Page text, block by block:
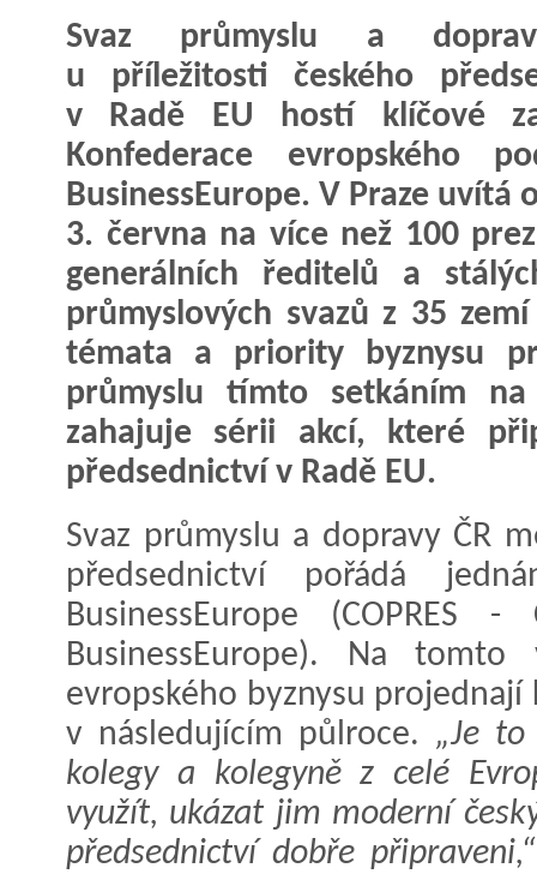
Svaz průmyslu a
u příležitosti českého
v Radě EU hostí klíčové
Konfederace evropského
BusinessEurope. V Praze uvítá
3. června na více než 100
generálních ředitelů a
průmyslových svazů z 35
témata a priority byznysu
průmyslu tímto setkáním
zahajuje sérii akcí, které
předsednictví v Radě EU.
Svaz průmyslu a dopravy ČR
předsednictví pořádá
BusinessEurope
BusinessEurope). Na tomto
evropského byznysu
v následujícím půlroce. „Je
kolegy a kolegyně z celé
využít, ukázat jim moderní
předsednictví dobře připraveni,“